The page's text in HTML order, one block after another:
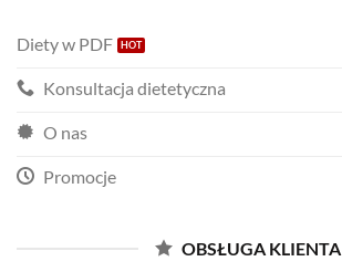
Diety w PDF
Konsultacja dietetyczna
O nas
Promocje
OBSŁUGA KLIENTA